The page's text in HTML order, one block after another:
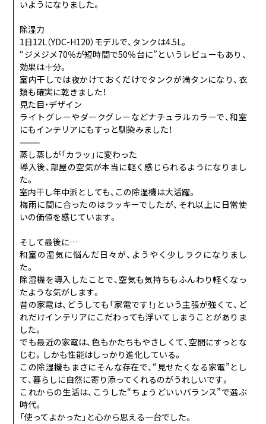
いようになりました。
除湿力
1日12L（YDC-H120）モデルで、タンクは4.5L。
“ジメジメ70％が短時間で50％台に”というレビューもあり、
効果は十分。
室内干しでは夜かけておくだけでタンクが満タンになり、衣
類も確実に乾きました！
見た目・デザイン
ライトグレーやダークグレーなどナチュラルカラーで、和室
にもインテリアにもすっと馴染みました！
⸻
蒸し蒸しが「カラッ」に変わった
導入後、部屋の空気が本当に軽く感じられるようになりまし
た。
室内干し年中派としても、この除湿機は大活躍。
梅雨に間に合ったのはラッキーでしたが、それ以上に日常使
いの価値を感じています。
そして最後に…
和室の湿気に悩んだ日々が、ようやく少しラクになりまし
た。
除湿機を導入したことで、空気も気持ちもふんわり軽くなっ
たような気がします。
昔の家電は、どうしても「家電です！」という主張が強くて、ど
れだけインテリアにこだわっても浮いてしまうことがありま
した。
でも最近の家電は、色もかたちもやさしくて、空間にすっとな
じむ。しかも性能はしっかり進化している。
この除湿機もまさにそんな存在で、“見せたくなる家電”とし
て、暮らしに自然に寄り添ってくれるのがうれしいです。
これからの生活は、こうした“ちょうどいいバランス”で選ぶ
時代。
「使ってよかった」と心から思える一台でした。